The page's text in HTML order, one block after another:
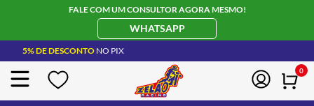
FALE COM UM CONSULTOR AGORA MESMO!
WHATSAPP
5% DE DESCONTO NO PIX
0